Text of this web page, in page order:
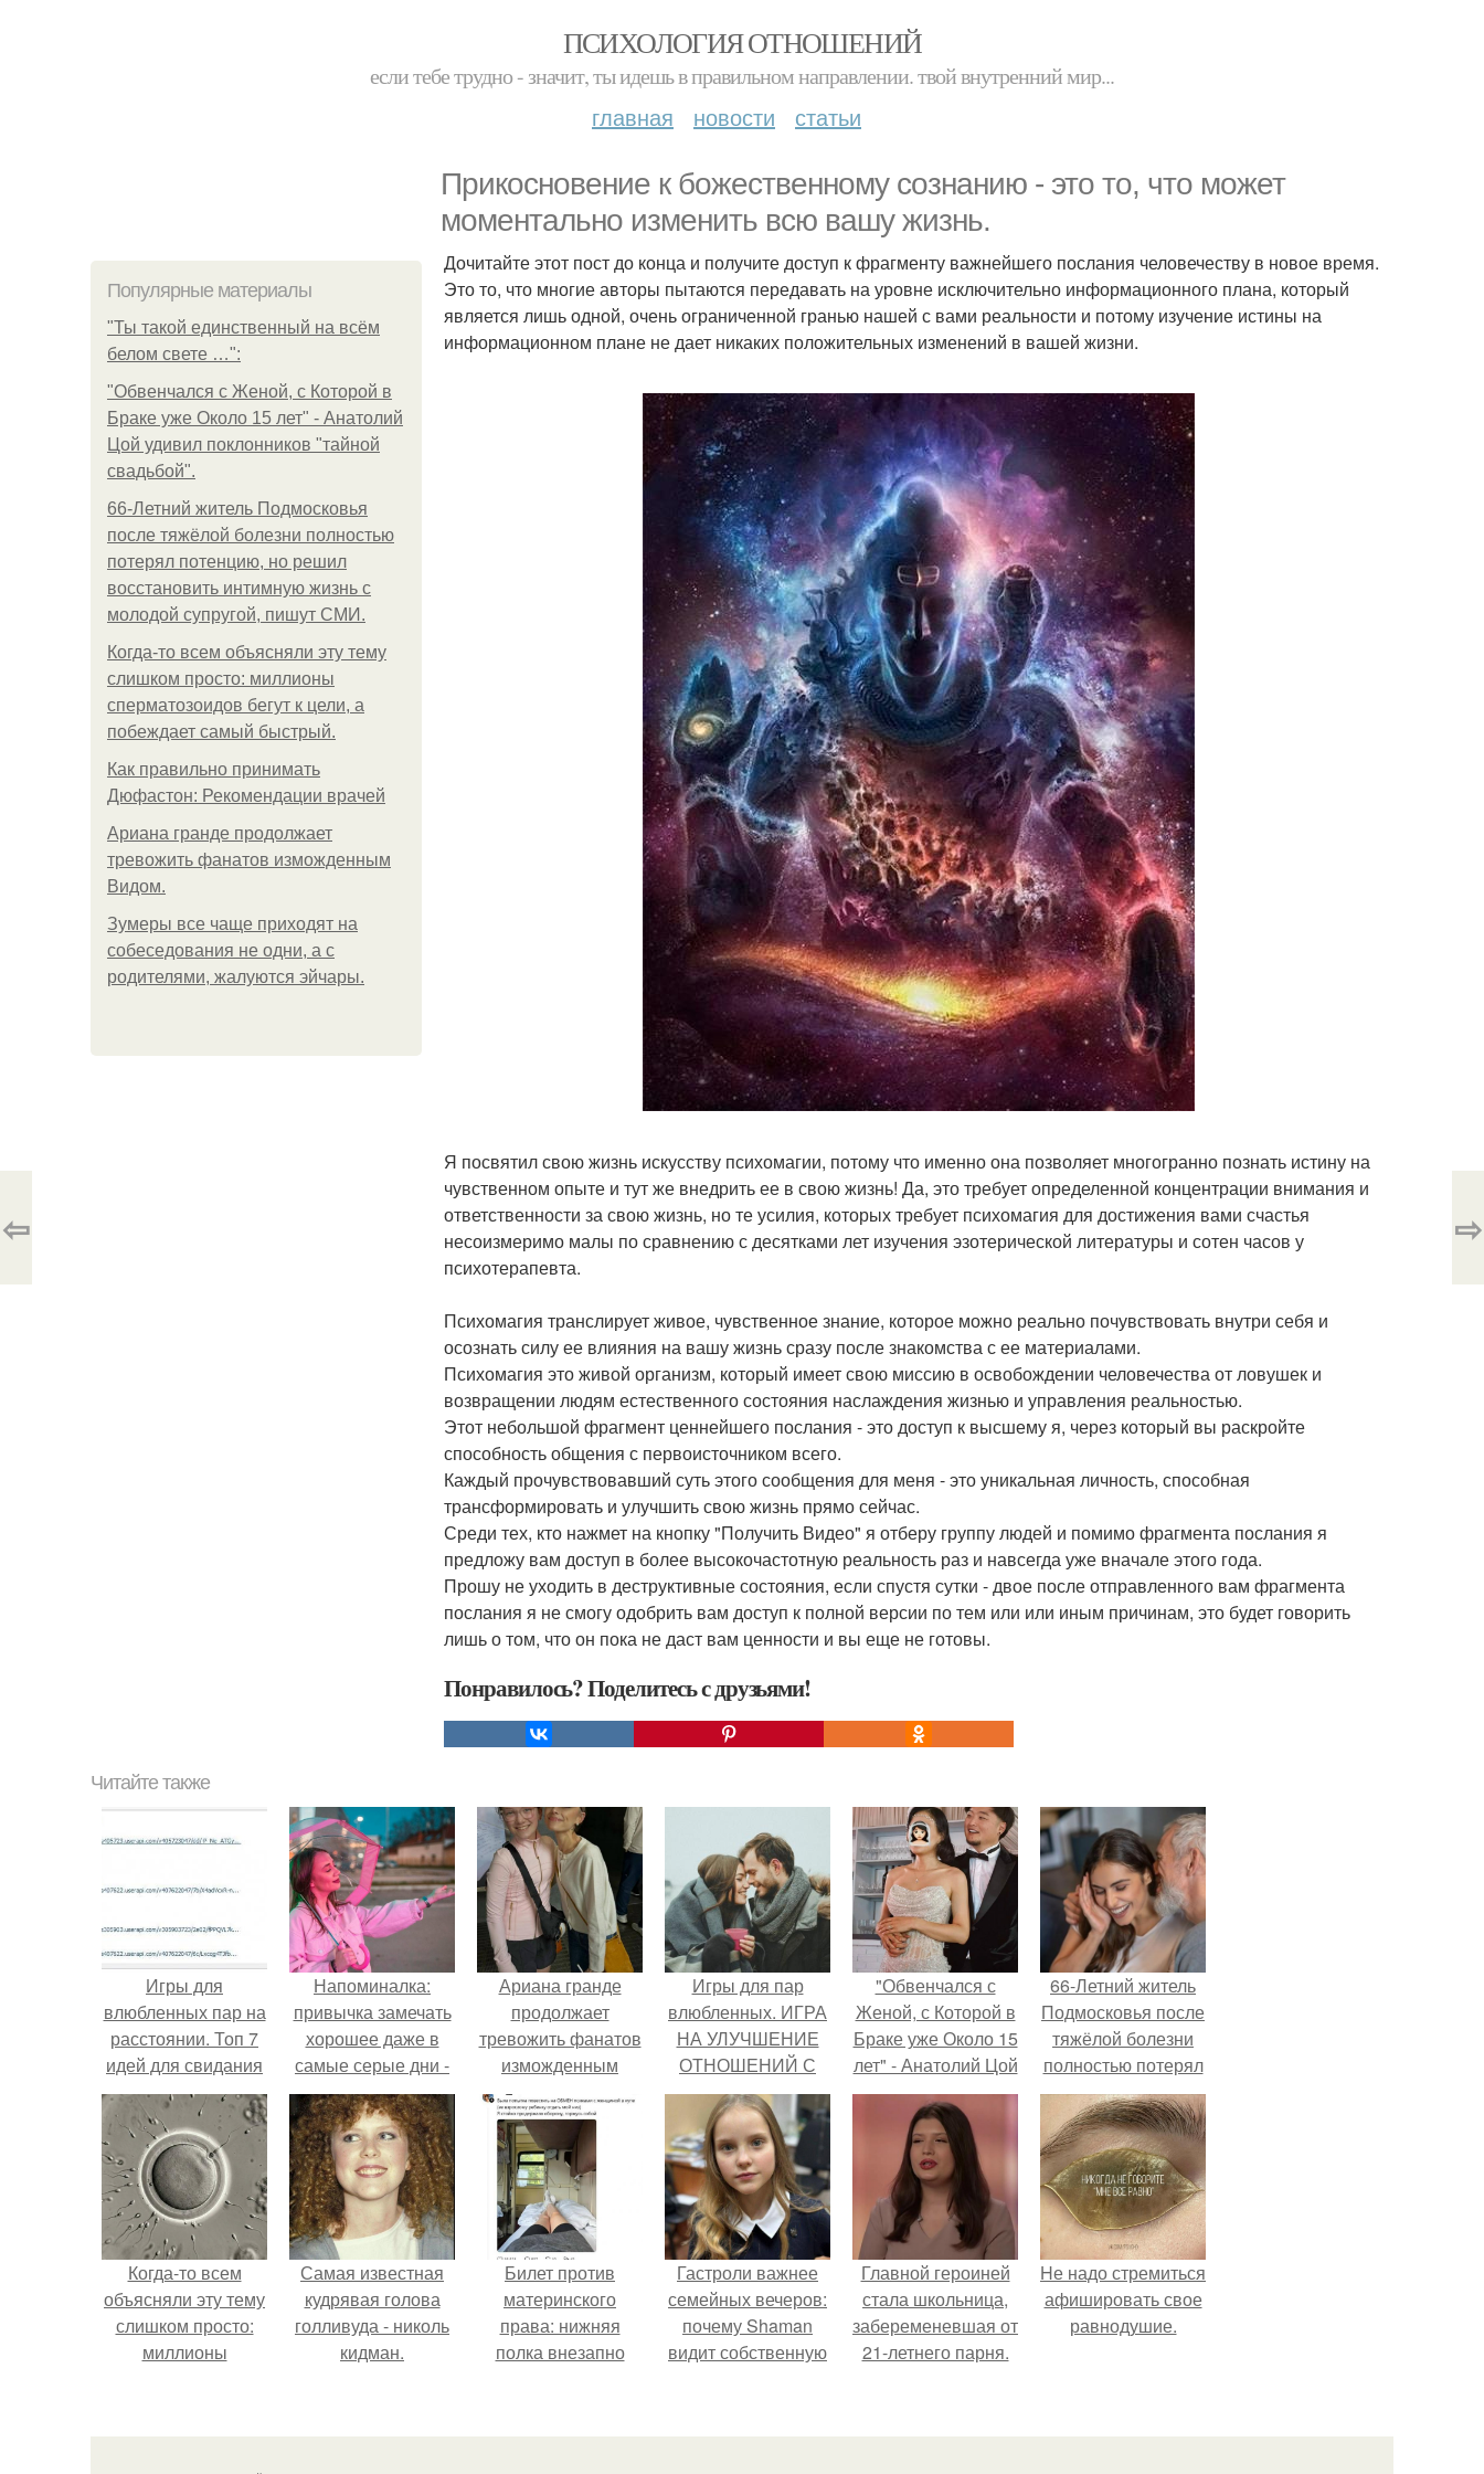
ПСИХОЛОГИЯ ОТНОШЕНИЙ
если тебе трудно - значит, ты идешь в правильном направлении. твой внутренний мир...
главная новости статьи
Прикосновение к божественному сознанию - это то, что может
моментально изменить всю вашу жизнь.
Популярные материалы
"Ты такой единственный на всём
белом свете …":
"Обвенчался с Женой, с Которой в
Браке уже Около 15 лет" - Анатолий
Цой удивил поклонников "тайной
свадьбой".
66-Летний житель Подмосковья
после тяжёлой болезни полностью
потерял потенцию, но решил
восстановить интимную жизнь с
молодой супругой, пишут СМИ.
Когда-то всем объясняли эту тему
слишком просто: миллионы
сперматозоидов бегут к цели, а
побеждает самый быстрый.
Как правильно принимать
Дюфастон: Рекомендации врачей
Ариана гранде продолжает
тревожить фанатов изможденным
Видом.
Зумеры все чаще приходят на
собеседования не одни, а с
родителями, жалуются эйчары.
Дочитайте этот пост до конца и получите доступ к фрагменту важнейшего послания человечеству в новое время.
Это то, что многие авторы пытаются передавать на уровне исключительно информационного плана, который
является лишь одной, очень ограниченной гранью нашей с вами реальности и потому изучение истины на
информационном плане не дает никаких положительных изменений в вашей жизни.
Я посвятил свою жизнь искусству психомагии, потому что именно она позволяет многогранно познать истину на
чувственном опыте и тут же внедрить ее в свою жизнь! Да, это требует определенной концентрации внимания и
ответственности за свою жизнь, но те усилия, которых требует психомагия для достижения вами счастья
несоизмеримо малы по сравнению с десятками лет изучения эзотерической литературы и сотен часов у
психотерапевта.
Психомагия транслирует живое, чувственное знание, которое можно реально почувствовать внутри себя и
осознать силу ее влияния на вашу жизнь сразу после знакомства с ее материалами.
Психомагия это живой организм, который имеет свою миссию в освобождении человечества от ловушек и
возвращении людям естественного состояния наслаждения жизнью и управления реальностью.
Этот небольшой фрагмент ценнейшего послания - это доступ к высшему я, через который вы раскройте
способность общения с первоисточником всего.
Каждый прочувствовавший суть этого сообщения для меня - это уникальная личность, способная
трансформировать и улучшить свою жизнь прямо сейчас.
Среди тех, кто нажмет на кнопку "Получить Видео" я отберу группу людей и помимо фрагмента послания я
предложу вам доступ в более высокочастотную реальность раз и навсегда уже вначале этого года.
Прошу не уходить в деструктивные состояния, если спустя сутки - двое после отправленного вам фрагмента
послания я не смогу одобрить вам доступ к полной версии по тем или или иным причинам, это будет говорить
лишь о том, что он пока не даст вам ценности и вы еще не готовы.
Понравилось? Поделитесь с друзьями!
⇦ ⇨
Читайте также
Игры для
влюбленных пар на
расстоянии. Топ 7
идей для свидания
на расстоянии
Напоминалка:
привычка замечать
хорошее даже в
самые серые дни -
это не очередная
сказка из книг по
саморазвитию.
Ариана гранде
продолжает
тревожить фанатов
изможденным
Игры для пар
влюбленных. ИГРА
НА УЛУЧШЕНИЕ
ОТНОШЕНИЙ С
ЛЮБИМЫМ
"Обвенчался с
Женой, с Которой в
Браке уже Около 15
лет" - Анатолий Цой
удивил
поклонников
"тайной свадьбой".
66-Летний житель
Подмосковья после
тяжёлой болезни
полностью потерял
потенцию, но
решил
восстановить
интимную жизнь с
молодой супругой,
пишут СМИ.
Когда-то всем
объясняли эту тему
слишком просто:
миллионы
побеждает самый
Самая известная
кудрявая голова
голливуда - николь
кидман.
Билет против
материнского
права: нижняя
полка внезапно
Гастроли важнее
семейных вечеров:
почему Shaman
видит собственную
вживую.
Главной героиней
стала школьница,
забеременевшая от
21-летнего парня.
Hе надо стремиться
афишировать свое
равнодушие.